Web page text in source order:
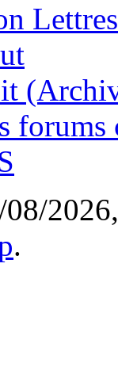
Lettres
forums
08/
.